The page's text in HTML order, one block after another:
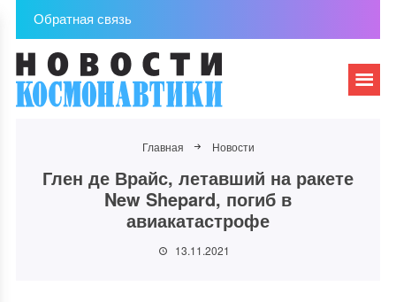
Обратная связь
Главная Новости
Глен де Врайс, летавший на ракете
New Shepard, погиб в
авиакатастрофе
13.11.2021